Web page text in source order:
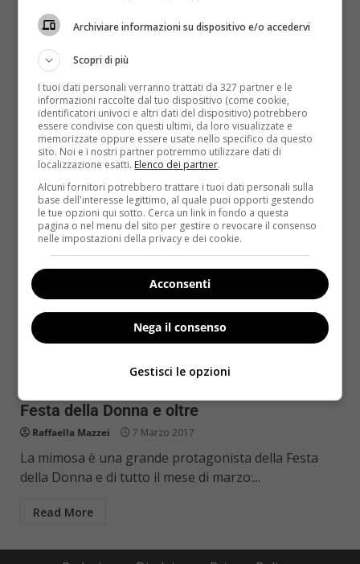
ottenere foglie e fiori rigogliosi
La festa della mamma è l’occasione giusta per
regalare un’azalea, ma come comportarsi per
migliorare foglie e...
Read More
Pollice verde
Festa della Donna e oltre
Raffaella Mazzei 7 Marzo 2017
La mimosa è una grande protagonista della Festa
della Donna e di tutto il mese di marzo:...
Read More
Archiviare informazioni su dispositivo e/o accedervi
Scopri di più
I tuoi dati personali verranno trattati da 327 partner e le
informazioni raccolte dal tuo dispositivo (come cookie,
identificatori univoci e altri dati del dispositivo) potrebbero
essere condivise con questi ultimi, da loro visualizzate e
memorizzate oppure essere usate nello specifico da questo
sito. Noi e i nostri partner potremmo utilizzare dati di
localizzazione esatti. Elenco dei partner.
Alcuni fornitori potrebbero trattare i tuoi dati personali sulla
base dell'interesse legittimo, al quale puoi opporti gestendo
le tue opzioni qui sotto. Cerca un link in fondo a questa
pagina o nel menu del sito per gestire o revocare il consenso
nelle impostazioni della privacy e dei cookie.
Acconsenti
Nega il consenso
Gestisci le opzioni